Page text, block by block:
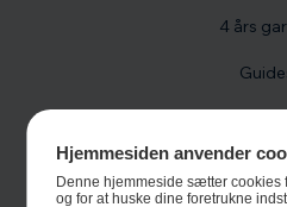
Hjemmesiden anvender
Denne hjemmeside sætter cookies
og for at huske dine foretrukne
4 års
Black